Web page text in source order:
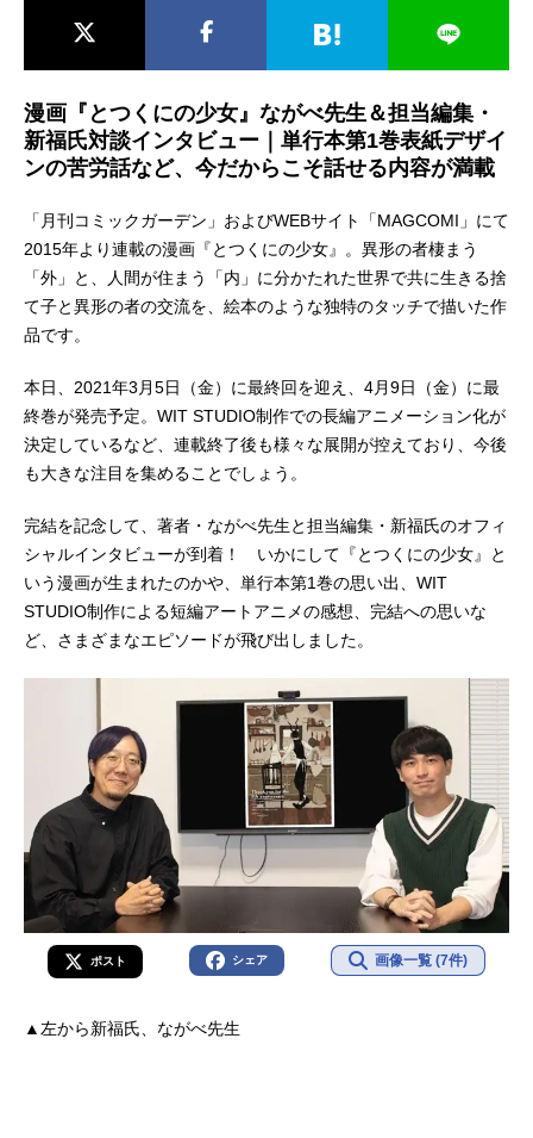
男性声優/女性声優一覧
漫画『とつくにの少女』ながべ先生＆担当編集・
新福氏対談インタビュー｜単行本第1巻表紙デザイ
ンの苦労話など、今だからこそ話せる内容が満載
「月刊コミックガーデン」およびWEBサイト「MAGCOMI」にて
2015年より連載の漫画『とつくにの少女』。異形の者棲まう
「外」と、人間が住まう「内」に分かたれた世界で共に生きる捨
て子と異形の者の交流を、絵本のような独特のタッチで描いた作
品です。
本日、2021年3月5日（金）に最終回を迎え、4月9日（金）に最
終巻が発売予定。WIT STUDIO制作での長編アニメーション化が
決定しているなど、連載終了後も様々な展開が控えており、今後
も大きな注目を集めることでしょう。
完結を記念して、著者・ながべ先生と担当編集・新福氏のオフィ
シャルインタビューが到着！ いかにして『とつくにの少女』と
いう漫画が生まれたのかや、単行本第1巻の思い出、WIT
STUDIO制作による短編アートアニメの感想、完結への思いな
ど、さまざまなエピソードが飛び出しました。
ポスト シェア 画像一覧 (7件)
▲左から新福氏、ながべ先生